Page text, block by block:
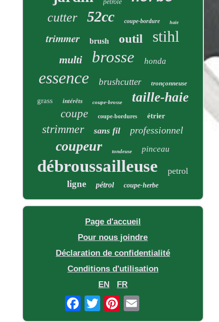
pétrole
cutter 52cc coupe-bordure haie
trimmer brush outil stihl
multi brosse honda
essence brushcutter tronçonneuse
grass intérêts coupe-brosse taille-haie
coupe coupe-bordures étrier
strimmer sans fil professionnel
coupeur tondeuse pinceau
débroussailleuse petrol
ligne pétrol coupe-herbe
Page d'accueil
Pour nous joindre
Déclaration de confidentialité
Conditions d'utilisation
EN
FR